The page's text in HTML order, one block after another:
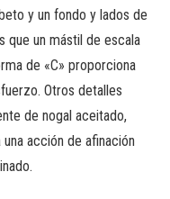
y un fondo y lados de
que un mástil de escala
de «C» proporciona
Otros detalles
de nogal aceitado,
acción de afinación